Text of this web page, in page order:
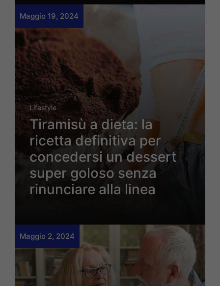
Maggio 19, 2024
Lifestyle
Tiramisù a dieta: la
ricetta definitiva per
concedersi un dessert
super goloso senza
rinunciare alla linea
Maggio 2, 2024